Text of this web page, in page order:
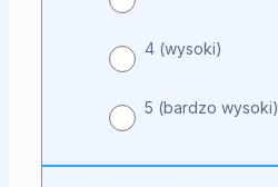
4 (wysoki)
5 (bardzo wysoki)